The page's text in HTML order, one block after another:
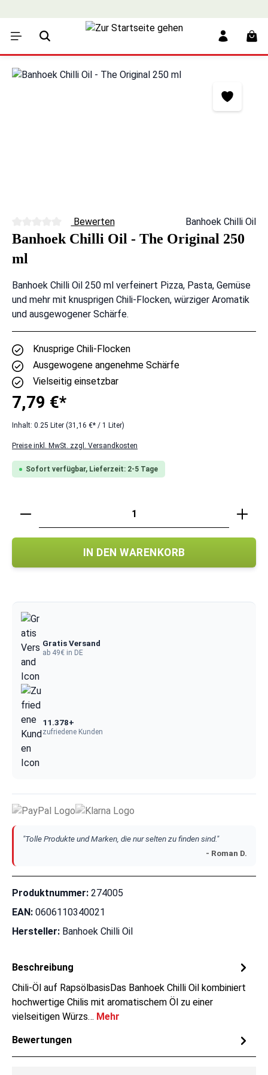
Bildergalerie überspringen
Durchschnittliche Bewertung von 0 von 5 Sternen
Bewerten Banhoek Chilli Oil
Banhoek Chilli Oil - The Original 250
ml
Banhoek Chilli Oil 250 ml verfeinert Pizza, Pasta, Gemüse
und mehr mit knusprigen Chili-Flocken, würziger Aromatik
und ausgewogener Schärfe.
Knusprige Chili-Flocken
Ausgewogene angenehme Schärfe
Vielseitig einsetzbar
7,79 €*
Inhalt: 0.25 Liter (31,16 €* / 1 Liter)
Preise inkl. MwSt. zzgl. Versandkosten
Sofort verfügbar, Lieferzeit: 2-5 Tage
Produkt Anzahl: Gib den gewünschten
IN DEN WARENKORB
Gratis Versand
ab 49€ in DE
11.378+
zufriedene Kunden
"Tolle Produkte und Marken, die nur selten zu finden sind."
- Roman D.
Produktnummer: 274005
EAN: 0606110340021
Hersteller: Banhoek Chilli Oil
Beschreibung
Chili-Öl auf RapsölbasisDas Banhoek Chilli Oil kombiniert
hochwertige Chilis mit aromatischem Öl zu einer
vielseitigen Würzs… Mehr
Bewertungen